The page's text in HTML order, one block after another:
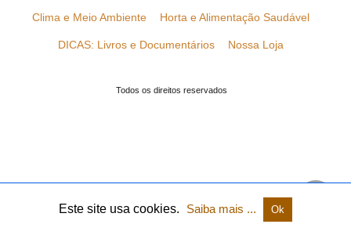
Clima e Meio Ambiente Horta e Alimentação Saudável
DICAS: Livros e Documentários Nossa Loja
Todos os direitos reservados
Este site usa cookies. Saiba mais ... Ok